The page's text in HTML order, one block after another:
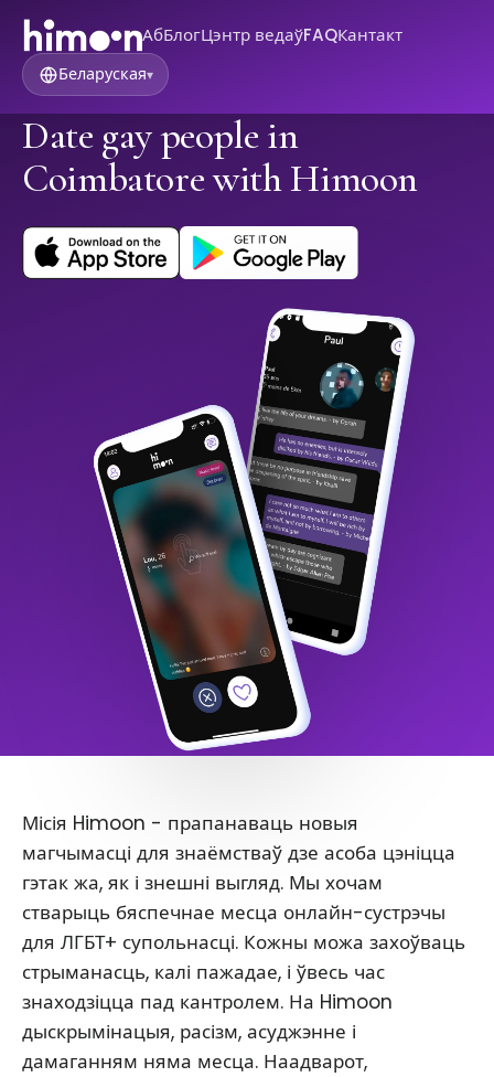
АбБлогЦэнтр ведаўFAQКантакт
Беларуская▾
Date gay people in
Coimbatore with Himoon
Місія Himoon - прапанаваць новыя
магчымасці для знаёмстваў дзе асоба цэніцца
гэтак жа, як і знешні выгляд. Мы хочам
стварыць бяспечнае месца онлайн-сустрэчы
для ЛГБТ+ супольнасці. Кожны можа захоўваць
стрыманасць, калі пажадае, і ўвесь час
знаходзіцца пад кантролем. На Himoon
дыскрымінацыя, расізм, асуджэнне і
дамаганням няма месца. Наадварот,